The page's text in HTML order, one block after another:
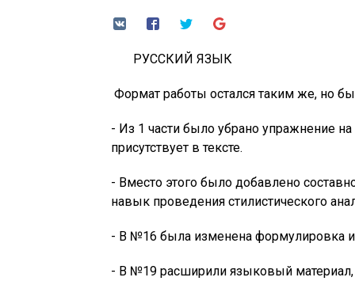
РУССКИЙ ЯЗЫК
Формат работы остался таким же, но
- Из 1 части было убрано упражнение
присутствует в тексте.
- Вместо этого было добавлено
навык проведения стилистического
- В №16 была изменена формулировка и
- В №19 расширили языковый